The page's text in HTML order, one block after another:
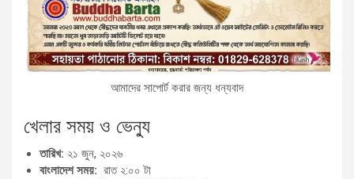
আমাদের সাপোর্ট করার জন্য ধন্যবাদ
খেলার সময় ও ভেন্যু
তারিখ: ২১ জুন, ২০২৬
বাংলাদেশ সময়: রাত ২:০০ টা